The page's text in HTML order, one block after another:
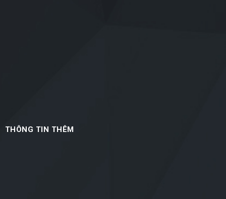
THÔNG TIN THÊM